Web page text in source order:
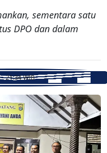
sementara satu
DPO dan dalam
21:34 WIB